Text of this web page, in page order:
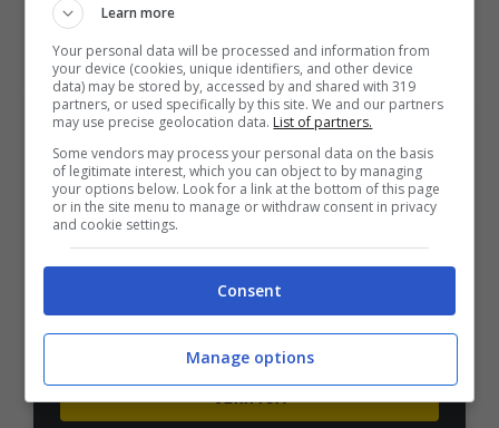
Mostra Informazioni
PlanetWin365
BONUS PLANETWIN365: FINO A 2050€
Planetwin365: 2050€ per sport e scommesse
Sport
2050€
VERIFICA
Learn more
Your personal data will be processed and information from
your device (cookies, unique identifiers, and other device
data) may be stored by, accessed by and shared with 319
partners, or used specifically by this site. We and our partners
may use precise geolocation data. List of partners.
Some vendors may process your personal data on the basis
of legitimate interest, which you can object to by managing
your options below. Look for a link at the bottom of this page
or in the site menu to manage or withdraw consent in privacy
and cookie settings.
Consent
Manage options